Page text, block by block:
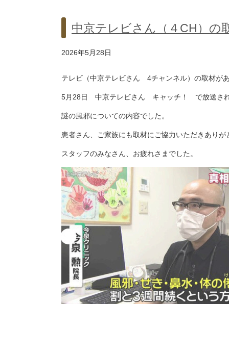
中京テレビさん（４CH）の
2026年5月28日
テレビ（中京テレビさん 4チャンネル）の取材が
5月28日 中京テレビさん キャッチ！ で放送さ
謎の風邪についての内容でした。
患者さん、ご家族にも取材にご協力いただきありが
スタッフのみなさん、お疲れさまでした。